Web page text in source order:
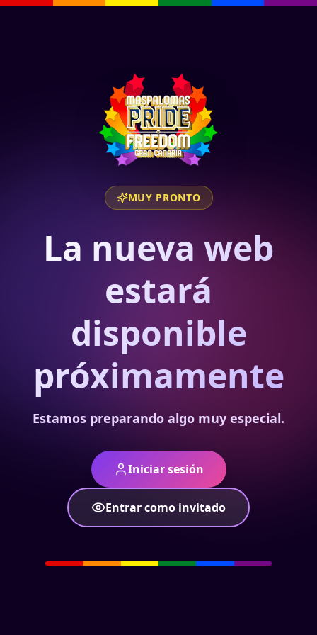
MUY PRONTO
La nueva web
estará
disponible
próximamente
Estamos preparando algo muy especial.
Iniciar sesión
Entrar como invitado